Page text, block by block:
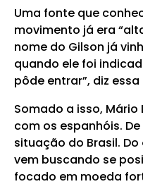
Uma fonte que
movimento já era
nome do Gilson já
quando ele foi
pôde entrar”, diz
Somado a isso,
com os espanhóis.
situação do Brasil.
vem buscando se
focado em moeda